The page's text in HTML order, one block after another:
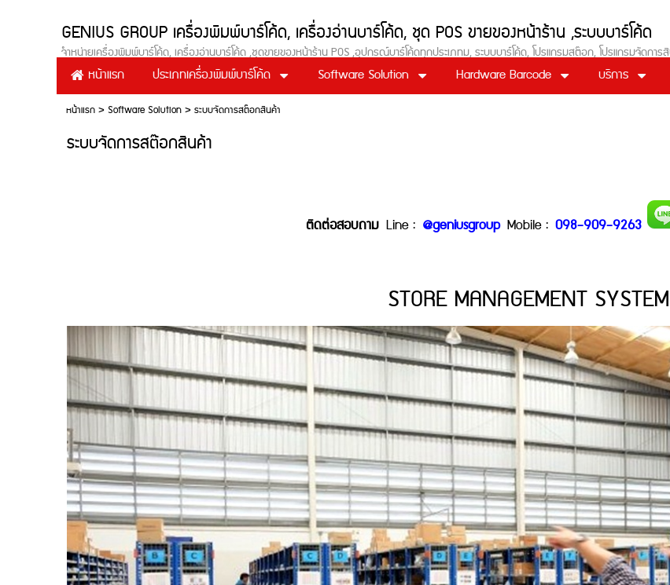
GENIUS GROUP เครื่องพิมพ์บาร์โค้ด, เครื่องอ่านบาร์โค้ด, ชุด POS ขายของหน้าร้าน ,ระบบบ
จำหน่ายเครื่องพิมพ์บาร์โค้ด, เครื่องอ่านบาร์โค้ด ,ชุดขายของหน้าร้าน POS ,อุปกรณ์บาร์โค้ดทุกประเภทม, ระบบบาร์โค้ด, โปรแกรมสต๊อก, โปรแกรมจั
หน้าแรก ประเภทเครื่องพิมพ์บาร์โค้ด Software Solution Hardware Barcode บริการ
หน้าแรก>Software Solution>ระบบจัดการสต๊อกสินค้า
ระบบจัดการสต๊อกสินค้า
ติดต่อสอบถามLine : @geniusgroup Mobile :098-909-9263
STORE MANAGEMENT SYSTEM